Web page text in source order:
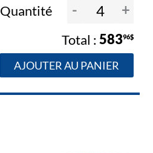
Quantité - +
58396$
AJOUTER AU PANIER